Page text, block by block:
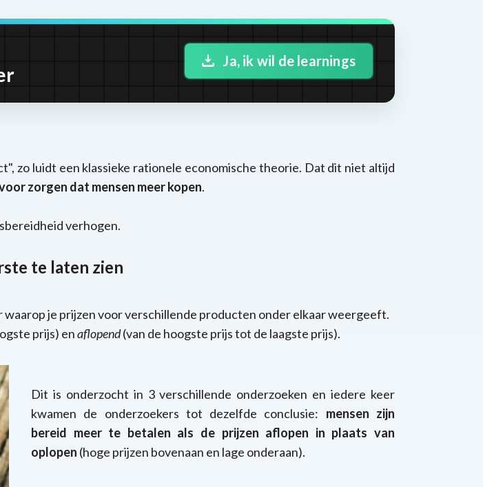
Ja, ik wil de learnings
zo luidt een klassieke rationele economische theorie. Dat dit niet altijd
zorgen dat mensen meer kopen.
verhogen.
te laten zien
je prijzen voor verschillende producten onder elkaar weergeeft.
prijs) enaflopend(van de hoogste prijs tot de laagste prijs).
Dit is onderzocht in 3 verschillende onderzoeken en iedere keer
kwamen de onderzoekers tot dezelfde conclusie: mensen zijn
bereid meer te betalen als de prijzen aflopen in plaats van
oplopen (hoge prijzen bovenaan en lage onderaan).